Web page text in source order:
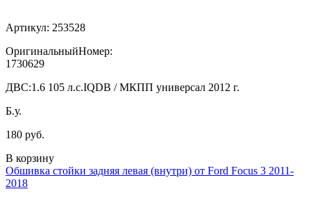
Артикул: 253528
ОригинальныйНомер:
1730629
ДВС:1.6 105 л.с.IQDB / МКПП универсал 2012 г.
Б.у.
180 руб.
В корзину
Обшивка стойки задняя левая (внутри) от Ford Focus 3 2011-
2018